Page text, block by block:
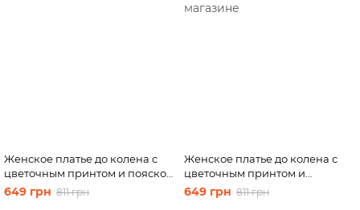
Женское платье до колена с
цветочным принтом и пояском
черное Merlini Маренго
700000243, размер 54-56 (4XL-
649 грн 811 грн
Женское платье до колена с
цветочным принтом и
коротким рукавом черное
Merlini Ферро 700000261,
649 грн 811 грн